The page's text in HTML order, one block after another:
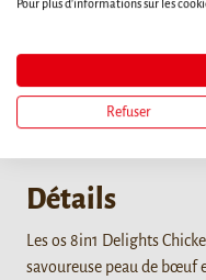
Détails
Les os 8in1 Delights
savoureuse peau de bœuf
Pour plus d'informations sur les
Refuser